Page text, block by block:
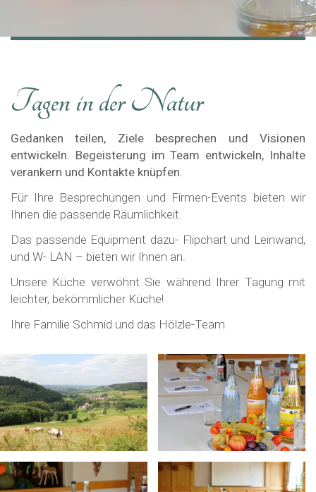
Tagen in der Natur
Gedanken teilen, Ziele besprechen und Visionen
entwickeln. Begeisterung im Team entwickeln, Inhalte
verankern und Kontakte knüpfen.
Für Ihre Besprechungen und Firmen-Events bieten wir
Ihnen die passende Räumlichkeit.
Das passende Equipment dazu- Flipchart und Leinwand,
und W- LAN – bieten wir Ihnen an.
Unsere Küche verwöhnt Sie während Ihrer Tagung mit
leichter, bekömmlicher Küche!
Ihre Familie Schmid und das Hölzle-Team